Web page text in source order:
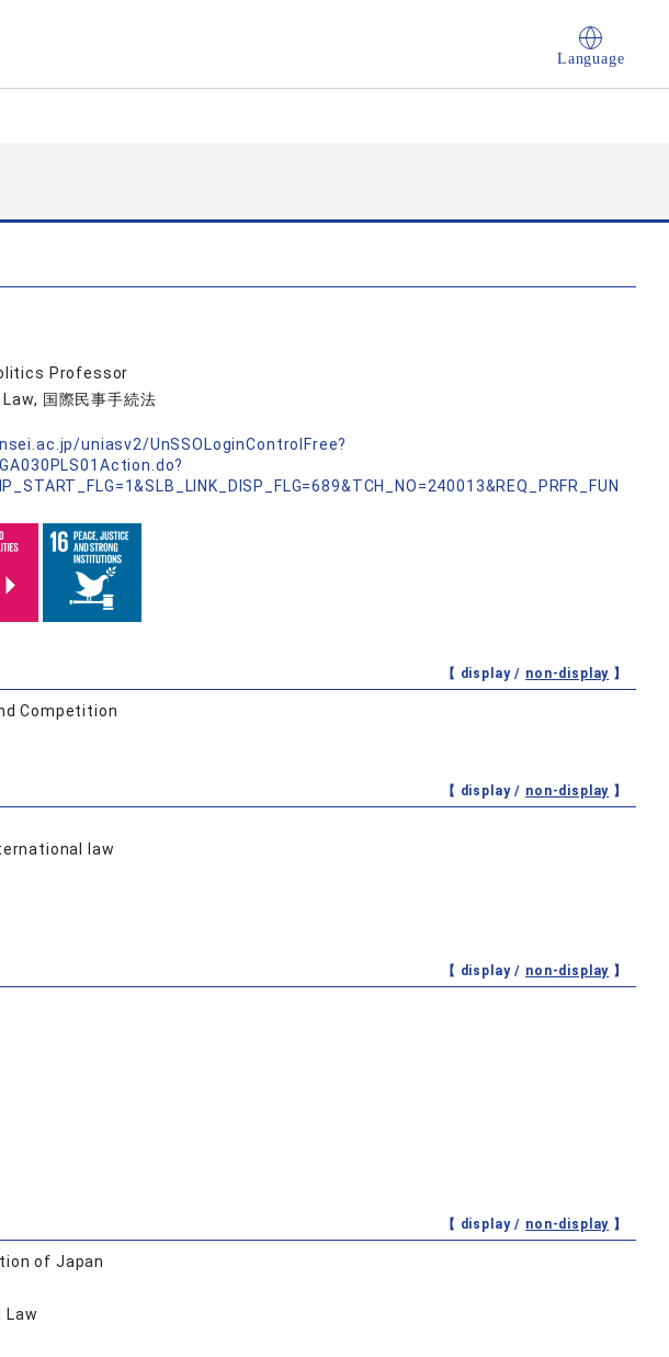
Language
Professor
国際民事手続法
uniasv2/UnSSOLoginControlFree?
【 display / non-display 】
Competition
【 display / non-display 】
law
【 display / non-display 】
【 display / non-display 】
of Japan
Law